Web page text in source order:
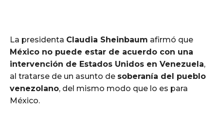
La presidenta Claudia Sheinbaum afirmó que
México no puede estar de acuerdo con una
intervención de Estados Unidos en Venezuela,
al tratarse de un asunto de soberanía del pueblo
venezolano, del mismo modo que lo es para
México.